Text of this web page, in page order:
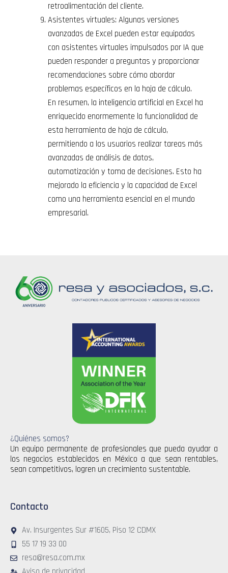
retroalimentación del cliente.
Asistentes virtuales: Algunas versiones
avanzadas de Excel pueden estar equipadas
con asistentes virtuales impulsados por IA que
pueden responder a preguntas y proporcionar
recomendaciones sobre cómo abordar
problemas específicos en la hoja de cálculo.
En resumen, la inteligencia artificial en Excel ha
enriquecido enormemente la funcionalidad de
esta herramienta de hoja de cálculo,
permitiendo a los usuarios realizar tareas más
avanzadas de análisis de datos,
automatización y toma de decisiones. Esto ha
mejorado la eficiencia y la capacidad de Excel
como una herramienta esencial en el mundo
empresarial.
¿Quiénes somos?
Un equipo permanente de profesionales que pueda ayudar a
los negocios establecidos en México a que sean rentables,
sean competitivos, logren un crecimiento sustentable.
Contacto
Av. Insurgentes Sur #1605, Piso 12 CDMX
55 17 19 33 00
resa@resa.com.mx